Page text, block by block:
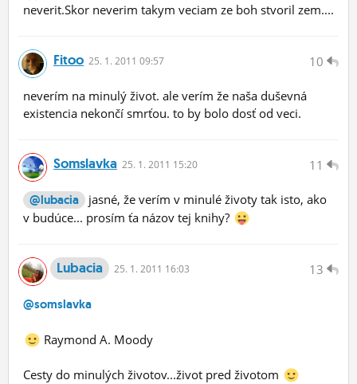
neverit.Skor neverim takym veciam ze boh stvoril zem....
10
Fitoo 25. 1. 2011 09:57
neverím na minulý život. ale verím že naša duševná
existencia nekončí smrťou. to by bolo dosť od veci.
11
Somslavka 25. 1. 2011 15:20
@lubacia
jasné, že verím v minulé životy tak isto, ako
v budúce... prosím ťa názov tej knihy?
13
Lubacia 25. 1. 2011 16:03
@somslavka
Raymond A. Moody
Cesty do minulých životov...život pred životom